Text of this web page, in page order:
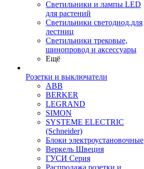
Светильники и лампы LED
для растений
Светильники светодиод.для
лестниц
Светильники трековые,
шинопровод и аксессуары
Ещё
Розетки и выключатели
ABB
BERKER
LEGRAND
SIMON
SYSTEME ELECTRIC
(Schneider)
Блоки электроустановочные
Веркель Швеция
ГУСИ Серия